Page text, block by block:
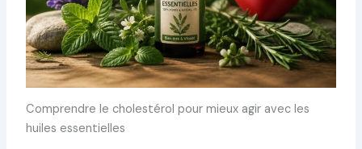
Comprendre le cholestérol pour mieux agir avec les
huiles essentielles